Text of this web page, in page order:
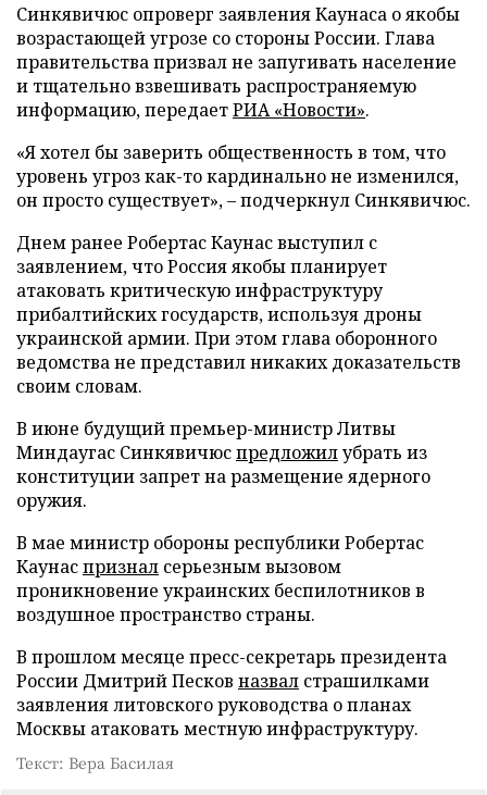
Синкявичюс опроверг заявления Каунаса о якобы
возрастающей угрозе со стороны России. Глава
правительства призвал не запугивать население
и тщательно взвешивать распространяемую
информацию, передаетРИА «Новости».
«Я хотел бы заверить общественность в том, что
уровень угроз как-то кардинально не изменился,
он просто существует», – подчеркнул Синкявичюс.
Днем ранее Робертас Каунас выступил с
заявлением, что Россия якобы планирует
атаковать критическую инфраструктуру
прибалтийских государств, используя дроны
украинской армии. При этом глава оборонного
ведомства не представил никаких доказательств
своим словам.
В июне будущий премьер-министр Литвы
Миндаугас Синкявичюспредложилубрать из
конституции запрет на размещение ядерного
оружия.
В мае министр обороны республики Робертас
Каунаспризнал серьезным вызовом
проникновение украинских беспилотников в
воздушное пространство страны.
В прошлом месяце пресс-секретарь президента
России Дмитрий Песков назвал страшилками
заявления литовского руководства о планах
Москвы атаковать местную инфраструктуру.
Текст: Вера Басилая